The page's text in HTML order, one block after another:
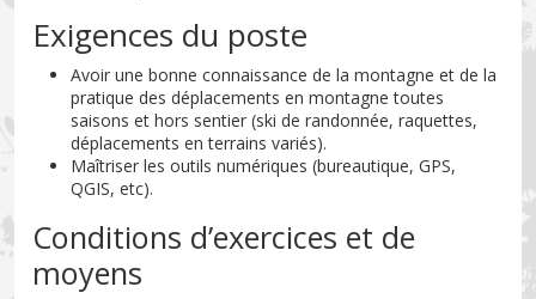
Exigences du poste
Avoir une bonne connaissance de la montagne et de la
pratique des déplacements en montagne toutes
saisons et hors sentier (ski de randonnée, raquettes,
déplacements en terrains variés).
Maîtriser les outils numériques (bureautique, GPS,
QGIS, etc).
Conditions d’exercices et de
moyens